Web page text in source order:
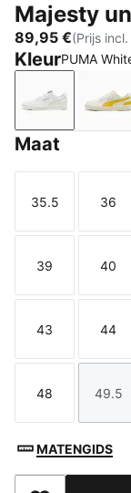
Majesty
89,95 €(Prijs
KleurPUMA
PUMA White
Maat
Maat
35.5 36
Maat
39 40
Maat
43 44
Maat
48 49.5
MATENGIDS